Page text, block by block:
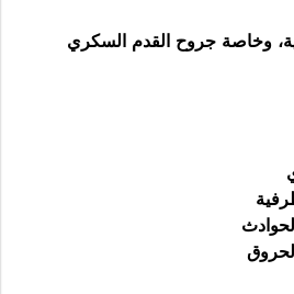
وخاصة جروح القدم السكري